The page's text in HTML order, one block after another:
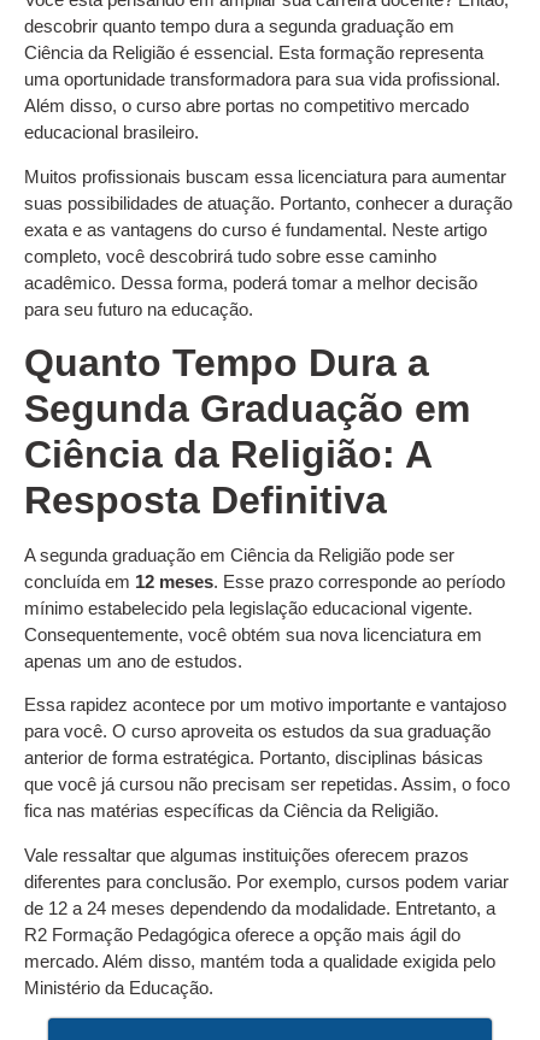
descobrir quanto tempo dura a segunda graduação em
Ciência da Religião é essencial. Esta formação representa
uma oportunidade transformadora para sua vida profissional.
Além disso, o curso abre portas no competitivo mercado
educacional brasileiro.
Muitos profissionais buscam essa licenciatura para aumentar
suas possibilidades de atuação. Portanto, conhecer a duração
exata e as vantagens do curso é fundamental. Neste artigo
completo, você descobrirá tudo sobre esse caminho
acadêmico. Dessa forma, poderá tomar a melhor decisão
para seu futuro na educação.
Quanto Tempo Dura a
Segunda Graduação em
Ciência da Religião: A
Resposta Definitiva
A segunda graduação em Ciência da Religião pode ser
concluída em 12 meses. Esse prazo corresponde ao período
mínimo estabelecido pela legislação educacional vigente.
Consequentemente, você obtém sua nova licenciatura em
apenas um ano de estudos.
Essa rapidez acontece por um motivo importante e vantajoso
para você. O curso aproveita os estudos da sua graduação
anterior de forma estratégica. Portanto, disciplinas básicas
que você já cursou não precisam ser repetidas. Assim, o foco
fica nas matérias específicas da Ciência da Religião.
Vale ressaltar que algumas instituições oferecem prazos
diferentes para conclusão. Por exemplo, cursos podem variar
de 12 a 24 meses dependendo da modalidade. Entretanto, a
R2 Formação Pedagógica oferece a opção mais ágil do
mercado. Além disso, mantém toda a qualidade exigida pelo
Ministério da Educação.